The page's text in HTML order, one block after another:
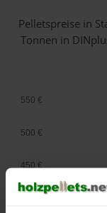
Pelletspreise in
Tonnen in
450 €
500 €
550 €